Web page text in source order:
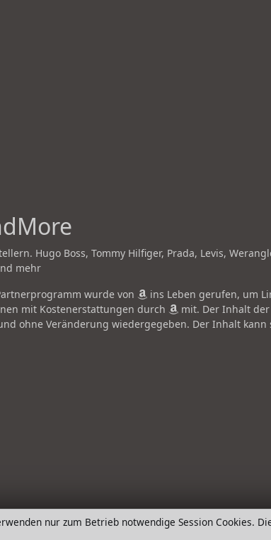
nur zum Betrieb notwendige Session Cookies.
Hugo Boss, Tommy Hilfiger, Prada, Levis,
mehr
wurde von
ins Leben gerufen, um
mit Kostenerstattungen durch
mit. Der Inhalt der
ohne Veränderung wiedergegeben. Der Inhalt kann